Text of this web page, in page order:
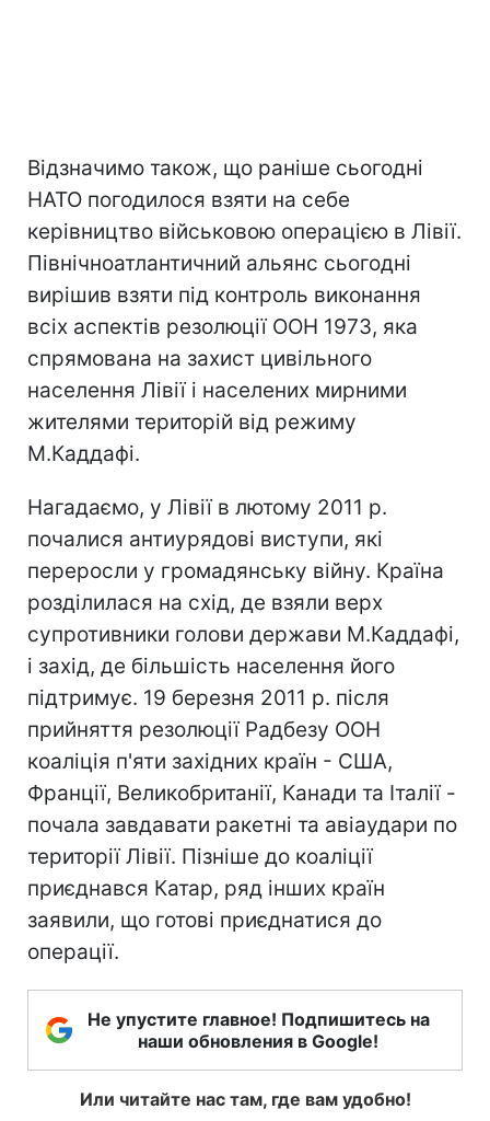
Відзначимо також, що раніше сьогодні
НАТО погодилося взяти на себе
керівництво військовою операцією в Лівії.
Північноатлантичний альянс сьогодні
вирішив взяти під контроль виконання
всіх аспектів резолюції ООН 1973, яка
спрямована на захист цивільного
населення Лівії і населених мирними
жителями територій від режиму
М.Каддафі.
Нагадаємо, у Лівії в лютому 2011 р.
почалися антиурядові виступи, які
переросли у громадянську війну. Країна
розділилася на схід, де взяли верх
супротивники голови держави М.Каддафі,
і захід, де більшість населення його
підтримує. 19 березня 2011 р. після
прийняття резолюції Радбезу ООН
коаліція п'яти західних країн - США,
Франції, Великобританії, Канади та Італії -
почала завдавати ракетні та авіаудари по
території Лівії. Пізніше до коаліції
приєднався Катар, ряд інших країн
заявили, що готові приєднатися до
операції.
Не упустите главное! Подпишитесь на
наши обновления в Google!
Или читайте нас там, где вам удобно!